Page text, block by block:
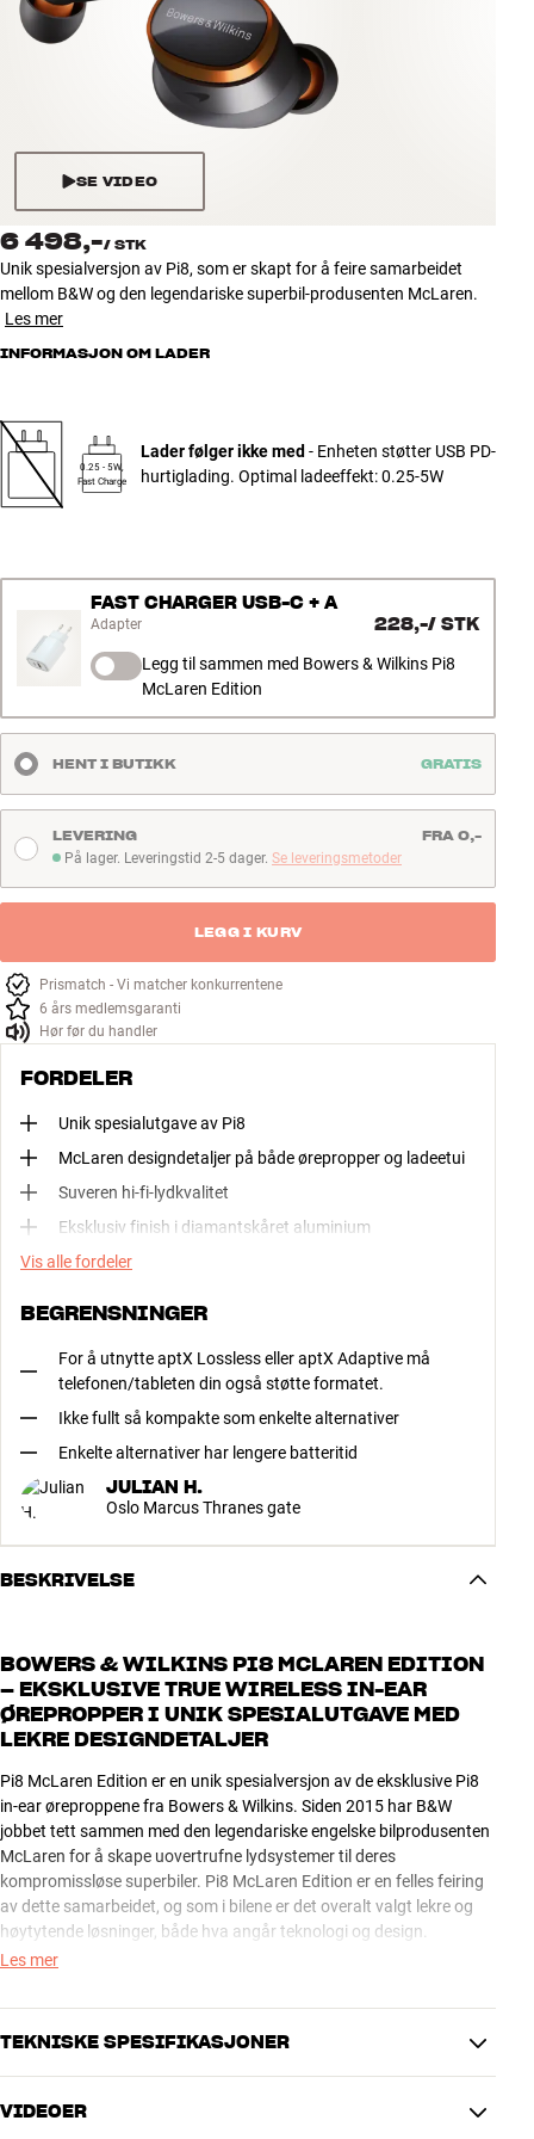
Tilbehør
INSPIRASJON
TILBUD
Finn Butikk
Kundeservice
Bygg med lyd
SE VIDEO
6 498,-/ STK
Unik spesialversjon av Pi8, som er skapt for å feire samarbeidet
mellom B&W og den legendariske superbil-produsenten McLaren.
Les mer
INFORMASJON OM LADER
0.25 - 5W,
Fast Charge
Lader følger ikke med - Enheten støtter USB PD-
hurtiglading. Optimal ladeeffekt: 0.25-5W
FAST CHARGER USB-C + A
Adapter 228,-/ STK
Legg til sammen med Bowers & Wilkins Pi8
McLaren Edition
HENT I BUTIKK GRATIS
På lager. Leveringstid 2-5 dager
På lager. Leveringstid 2-5 dager. Se leveringsmetoder
LEVERING FRA 0,-
LEGG I KURV
Prismatch - Vi matcher konkurrentene
6 års medlemsgaranti
Hør før du handler
FORDELER
Unik spesialutgave av Pi8
McLaren designdetaljer på både ørepropper og ladeetui
Suveren hi-fi-lydkvalitet
Eksklusiv finish i diamantskåret aluminium
Vis alle fordeler
BEGRENSNINGER
For å utnytte aptX Lossless eller aptX Adaptive må
telefonen/tableten din også støtte formatet.
Ikke fullt så kompakte som enkelte alternativer
Enkelte alternativer har lengere batteritid
JULIAN H.
Oslo Marcus Thranes gate
BESKRIVELSE
BOWERS & WILKINS PI8 MCLAREN EDITION
– EKSKLUSIVE TRUE WIRELESS IN-EAR
ØREPROPPER I UNIK SPESIALUTGAVE MED
LEKRE DESIGNDETALJER
Pi8 McLaren Edition er en unik spesialversjon av de eksklusive Pi8
in-ear øreproppene fra Bowers & Wilkins. Siden 2015 har B&W
jobbet tett sammen med den legendariske engelske bilprodusenten
McLaren for å skape uovertrufne lydsystemer til deres
kompromissløse superbiler. Pi8 McLaren Edition er en felles feiring
av dette samarbeidet, og som i bilene er det overalt valgt lekre og
høytytende løsninger, både hva angår teknologi og design.
de er utført i en unik finish med McLaren logo og oransje McLaren
med på å hylle noen av verdens aller mest eksklusive sportsbiler,
Les mer
TEKNISKE SPESIFIKASJONER
LYD / FORBINDELSE
VIDEOER